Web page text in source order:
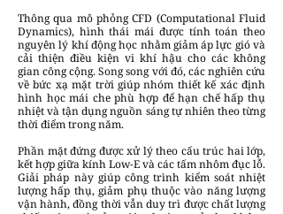
Thông qua mô phỏng CFD (Computational Fluid
Dynamics), hình thái mái được tính toán theo
nguyên lý khí động học nhằm giảm áp lực gió và
cải thiện điều kiện vi khí hậu cho các không
gian công cộng. Song song với đó, các nghiên cứu
về bức xạ mặt trời giúp nhóm thiết kế xác định
hình học mái che phù hợp để hạn chế hấp thụ
nhiệt và tận dụng nguồn sáng tự nhiên theo từng
thời điểm trong năm.
Phần mặt đứng được xử lý theo cấu trúc hai lớp,
kết hợp giữa kính Low-E và các tấm nhôm đục lỗ.
Giải pháp này giúp công trình kiểm soát nhiệt
lượng hấp thụ, giảm phụ thuộc vào năng lượng
vận hành, đồng thời vẫn duy trì được chất lượng